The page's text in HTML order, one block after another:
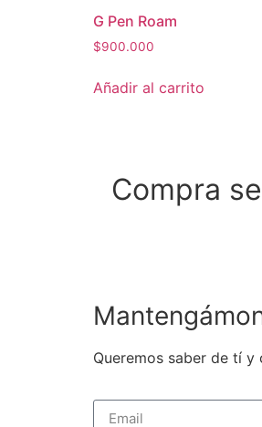
G Pen Roam
$900.000
Añadir al carrito
Compra
Queremos saber de tí